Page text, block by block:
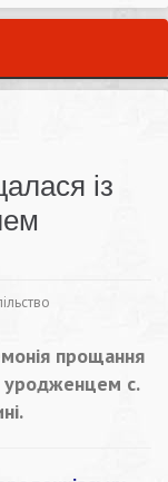
із
прощання
уродженцем с.